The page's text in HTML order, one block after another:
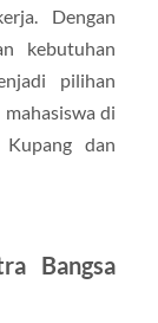
Dengan
kebutuhan
pilihan
di
dan
Bangsa